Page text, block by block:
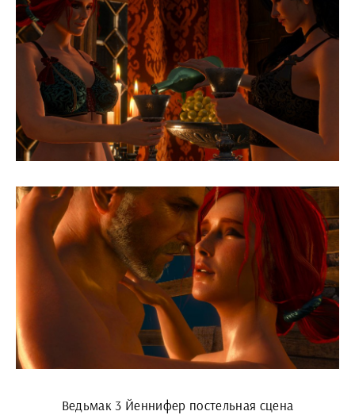
Ведьмак 3 Йеннифер постельная сцена